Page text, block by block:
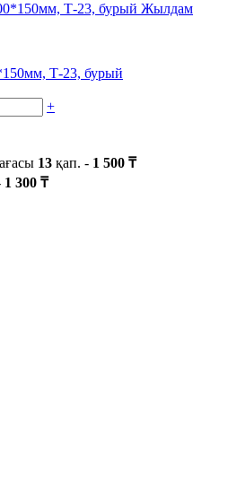
Жылдам
Т-23, бурый
+
13 қап. - 1 500 ₸
1 300 ₸